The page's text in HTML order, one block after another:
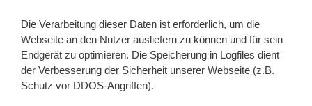
Die Verarbeitung dieser Daten ist erforderlich, um die
Webseite an den Nutzer ausliefern zu können und für sein
Endgerät zu optimieren. Die Speicherung in Logfiles dient
der Verbesserung der Sicherheit unserer Webseite (z.B.
Schutz vor DDOS-Angriffen).